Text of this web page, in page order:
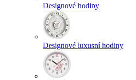
Designové hodiny
Designové luxusní hodiny